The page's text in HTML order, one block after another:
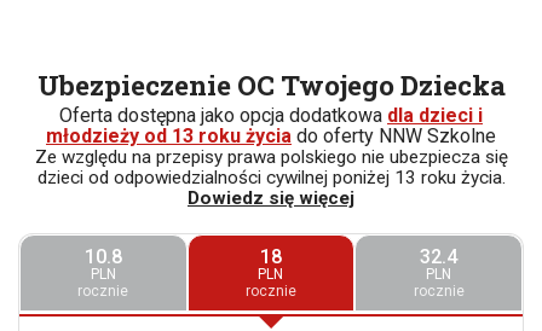
Ubezpieczenie OC Twojego Dziecka
Oferta dostępna jako opcja dodatkowa dla dzieci i
młodzieży od 13 roku życia do oferty NNW Szkolne
Ze względu na przepisy prawa polskiego nie ubezpiecza się
dzieci od odpowiedzialności cywilnej poniżej 13 roku życia.
Dowiedz się więcej
10.8
PLN
rocznie
18
PLN
rocznie
32.4
PLN
rocznie